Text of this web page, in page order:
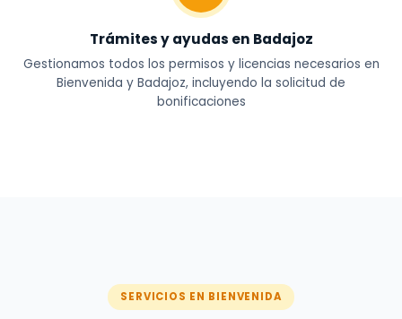
Trámites y ayudas en Badajoz
Gestionamos todos los permisos y licencias necesarios en
Bienvenida y Badajoz, incluyendo la solicitud de
bonificaciones
SERVICIOS EN BIENVENIDA